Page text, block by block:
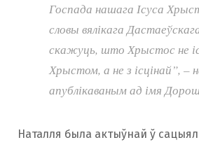
Госпада нашага Ісуса
словы вялікага
скажуць, што Хрыстос не
Хрыстом, а не з ісцінай”, –
апублікаваным ад імя
Наталля была актыўнай ў